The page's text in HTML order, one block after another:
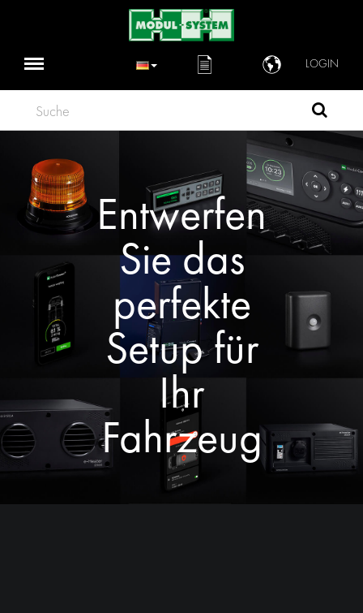
LOGIN
Suche
Entwerfen
Sie das
perfekte
Setup für
Ihr
Fahrzeug